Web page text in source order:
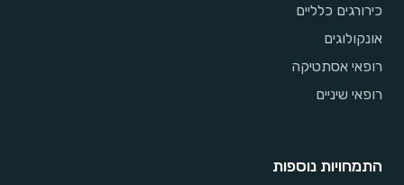
כירורגים כלליים
אונקולוגים
רופאי אסתטיקה
רופאי שיניים
התמחויות נוספות